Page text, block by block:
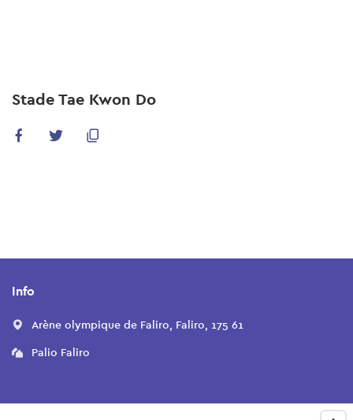
content
Stade Tae Kwon Do
Info
Arène olympique de Faliro, Faliro, 175 61
Palio Faliro